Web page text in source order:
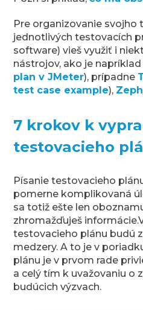
Pre organizovanie svojho
jednotlivých testovacích
software) vieš využiť i
nástrojov, ako je
plan v JMeter), prípadne
test case example),
7 krokov k
testovacieho
Písanie testovacieho
pomerne komplikovaná
sa totiž ešte len
zhromažďuješ
testovacieho plánu budú
medzery. A to je v
plánu je v prvom rade
a celý tím k uvažovaniu o
budúcich výzvach.